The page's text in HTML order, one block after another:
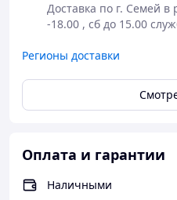
Оформление
или по телефону
Доставка по г. Семей в
-18.00 , сб до 15.00
Регионы доставки
Оплата и гарантии
Наличными